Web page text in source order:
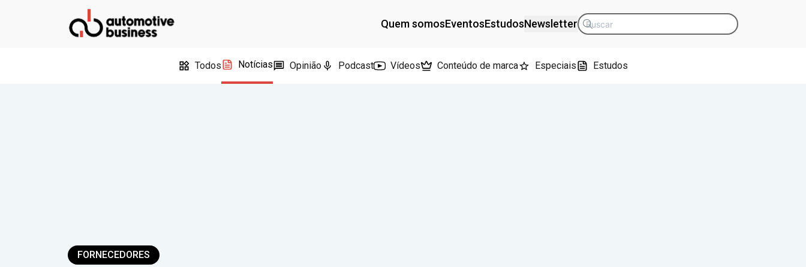
Quem somosEventosEstudosNewsletter
Todos Notícias Opinião Podcast Vídeos Conteúdo de marca Especiais Estudos
FORNECEDORES